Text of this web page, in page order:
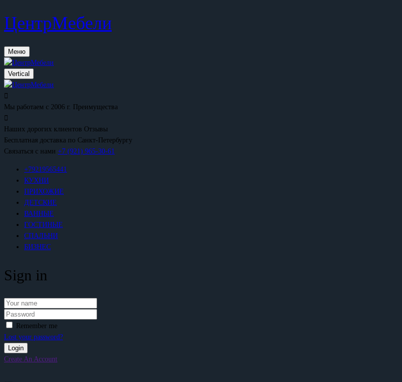
ЦентрМебели
Меню
Vertical
Мы работаем с 2006 г. Преимущества
Наших дорогих клиентов Отзывы
Бесплатная доставка по Санкт-Петербургу
Связаться с нами +7 (921) 965-30-61
+79219565441
КУХНИ
ПРИХОЖИЕ
ДЕТСКИЕ
ВАННЫЕ
ГОСТИНЫЕ
СПАЛЬНИ
БИЗНЕС
Sign in
Remember me
Lost your password?
Create An Account